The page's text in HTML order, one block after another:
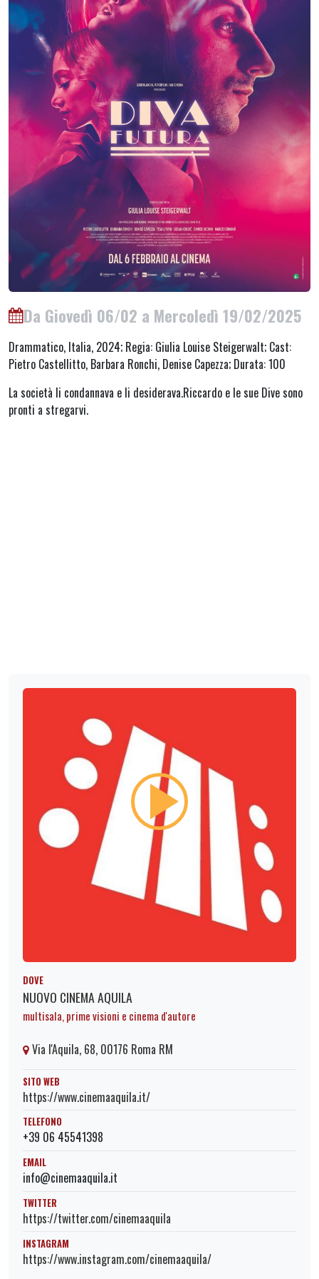
Da Giovedì 06/02 a Mercoledì 19/02/2025
Drammatico, Italia, 2024; Regia: Giulia Louise Steigerwalt; Cast:
Pietro Castellitto, Barbara Ronchi, Denise Capezza; Durata: 100
La società li condannava e li desiderava.Riccardo e le sue Dive sono
pronti a stregarvi.
DOVE
NUOVO CINEMA AQUILA
multisala, prime visioni e cinema d'autore
Via l'Aquila, 68, 00176 Roma RM
SITO WEB
https://www.cinemaaquila.it/
TELEFONO
+39 06 45541398
EMAIL
info@cinemaaquila.it
TWITTER
https://twitter.com/cinemaaquila
INSTAGRAM
https://www.instagram.com/cinemaaquila/